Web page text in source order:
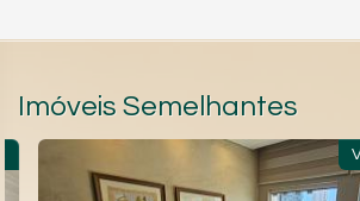
Imóveis Semelhantes